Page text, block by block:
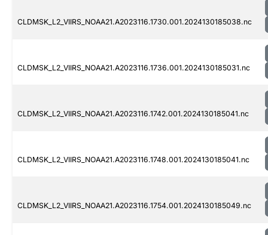
CLDMSK_L2_VIIRS_NOAA21.A2023116.1730.001.2024130185038.nc
CLDMSK_L2_VIIRS_NOAA21.A2023116.1736.001.2024130185031.nc
CLDMSK_L2_VIIRS_NOAA21.A2023116.1742.001.2024130185041.nc
CLDMSK_L2_VIIRS_NOAA21.A2023116.1748.001.2024130185041.nc
CLDMSK_L2_VIIRS_NOAA21.A2023116.1754.001.2024130185049.nc